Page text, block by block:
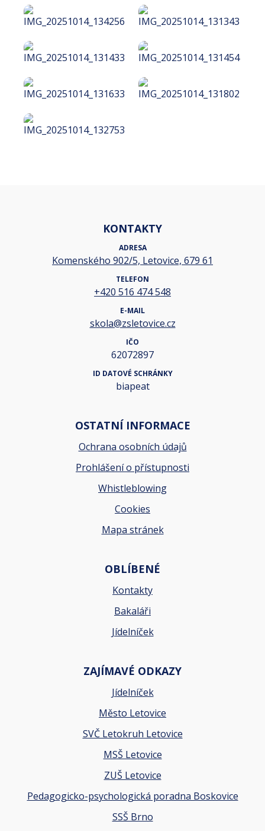
KONTAKTY
ADRESA
Komenského 902/5, Letovice, 679 61
TELEFON
+420 516 474 548
E-MAIL
skola@zsletovice.cz
IČO
62072897
ID DATOVÉ SCHRÁNKY
biapeat
OSTATNÍ INFORMACE
Ochrana osobních údajů
Prohlášení o přístupnosti
Whistleblowing
Cookies
Mapa stránek
OBLÍBENÉ
Kontakty
Bakaláři
Jídelníček
ZAJÍMAVÉ ODKAZY
Jídelníček
Město Letovice
SVČ Letokruh Letovice
MSŠ Letovice
ZUŠ Letovice
Pedagogicko-psychologická poradna Boskovice
SSŠ Brno